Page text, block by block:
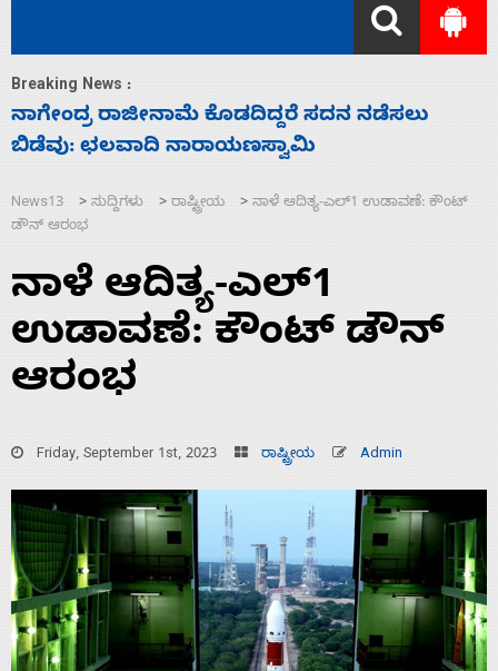
Breaking News :
ಸಚಿವ ಸಂಪುಟ ವಿಸ್ತರಣೆ ಮಾಡಿದ್ದು ಹಣಬಲ ಮತ್ತು
ಹೈಕಮಾಂಡ್ ರಾಜಕಾರಣಕ್ಕೆ: ವಿಜಯೇಂದ್ರ
News13 > ಸುದ್ದಿಗಳು > ರಾಷ್ಟ್ರೀಯ > ನಾಳೆ ಆದಿತ್ಯ-ಎಲ್1 ಉಡಾವಣೆ: ಕೌಂಟ್‌
ಡೌನ್‌ ಆರಂಭ
ನಾಳೆ ಆದಿತ್ಯ-ಎಲ್1
ಉಡಾವಣೆ: ಕೌಂಟ್‌ ಡೌನ್‌
ಆರಂಭ
Friday, September 1st, 2023 ರಾಷ್ಟ್ರೀಯ Admin